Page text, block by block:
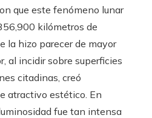
que este fenómeno lunar
kilómetros de
la hizo parecer de mayor
al incidir sobre superficies
citadinas, creó
atractivo estético. En
fue tan intensa